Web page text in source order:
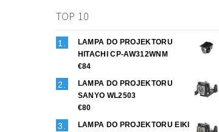
TOP 10
LAMPA DO PROJEKTORU
HITACHI CP-AW312WNM
€84
LAMPA DO PROJEKTORU
SANYO WL2503
€80
LAMPA DO PROJEKTORU EIKI